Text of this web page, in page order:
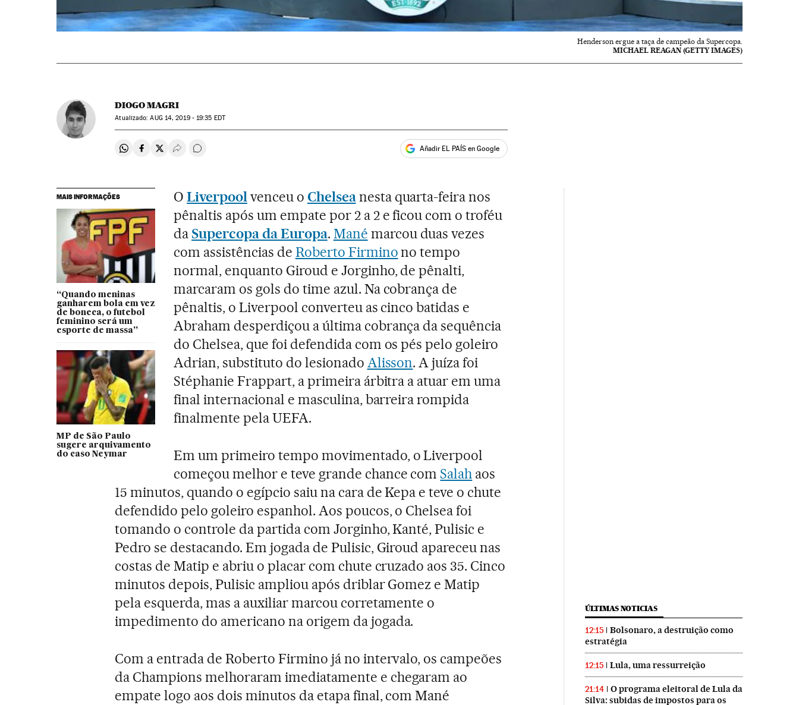
Henderson ergue a taça de campeão da Supercopa.
MICHAEL REAGAN (GETTY IMAGES)
DIOGO MAGRI
atualizado: AUG14, 2019 - 19:35 EDT
Compartir en Whatsapp
Compartir en Facebook
Compartir en Twitter
Desplegar Redes Sociales
Comentários Añadir EL PAÍS en Google
MAIS INFORMAÇÕES
“Quando meninas
ganharem bola em vez
de boneca, o futebol
feminino será um
esporte de massa”
MP de São Paulo
sugere arquivamento
do caso Neymar
O Liverpoolvenceu o Chelseanesta quarta-feira nos
pênaltis após um empate por 2 a 2 e ficou com o troféu
da Supercopa da Europa. Mané marcou duas vezes
com assistências de Roberto Firminono tempo
normal, enquanto Giroud e Jorginho, de pênalti,
marcaram os gols do time azul. Na cobrança de
pênaltis, o Liverpool converteu as cinco batidas e
Abraham desperdiçou a última cobrança da sequência
do Chelsea, que foi defendida com os pés pelo goleiro
Adrian, substituto do lesionado Alisson. A juíza foi
Stéphanie Frappart, a primeira árbitra a atuar em uma
final internacional e masculina, barreira rompida
finalmente pela UEFA.
Em um primeiro tempo movimentado, o Liverpool
começou melhor e teve grande chance com Salah aos
15 minutos, quando o egípcio saiu na cara de Kepa e teve o chute
defendido pelo goleiro espanhol. Aos poucos, o Chelsea foi
tomando o controle da partida com Jorginho, Kanté, Pulisic e
Pedro se destacando. Em jogada de Pulisic, Giroud apareceu nas
costas de Matip e abriu o placar com chute cruzado aos 35. Cinco
minutos depois, Pulisic ampliou após driblar Gomez e Matip
pela esquerda, mas a auxiliar marcou corretamente o
impedimento do americano na origem da jogada.
Com a entrada de Roberto Firmino já no intervalo, os campeões
da Champions melhoraram imediatamente e chegaram ao
empate logo aos dois minutos da etapa final, com Mané
ÚLTIMAS NOTICIAS
12:15
Bolsonaro, a destruição como
estratégia
12:15 Lula, uma ressurreição
21:14
O programa eleitoral de Lula da
Silva: subidas de impostos para os